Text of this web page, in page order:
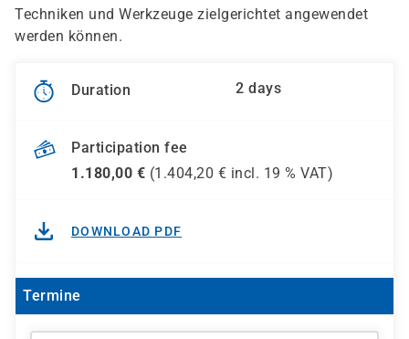
Techniken und Werkzeuge zielgerichtet angewendet
werden können.
Duration 2 days
Participation fee
1.180,00 € (1.404,20 € incl. 19 % VAT)
DOWNLOAD PDF
Termine